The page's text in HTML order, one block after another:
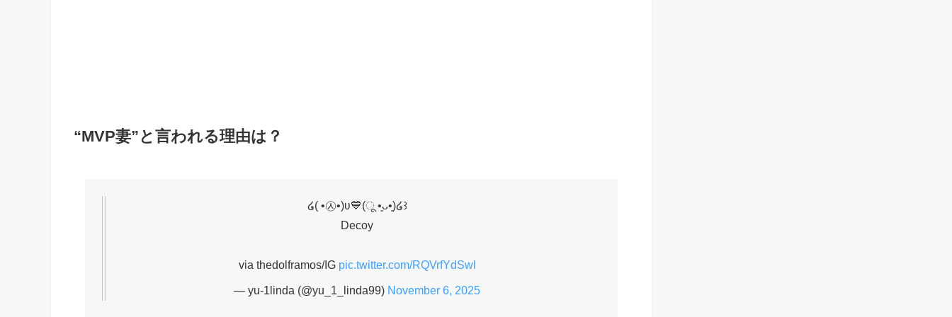
“MVP妻”と言われる理由は？
໒( •㉦•)ʋ💙(ू •͈ᴗ•͈)໒꒱
Decoy
via thedolframos/IG pic.twitter.com/RQVrfYdSwl
— yu-1linda (@yu_1_linda99) November 6, 2025